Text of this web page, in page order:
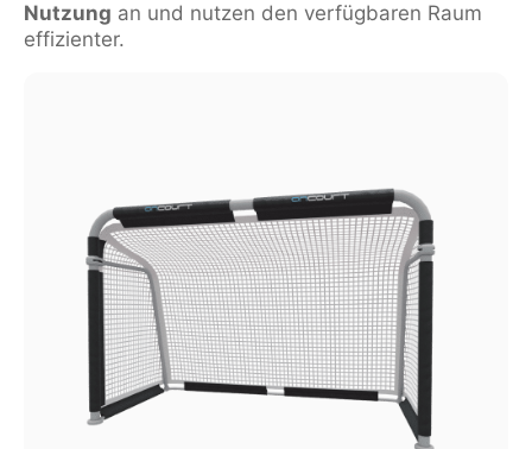
Nutzung an und nutzen den verfügbaren Raum
effizienter.